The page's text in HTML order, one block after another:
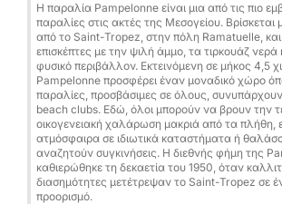
Ώρες λειτουργίας: 10:00 π.μ. – 5:00
🗺️ Ολοήμερο πρόγραμμα
Γραφική ιστιοπλοΐα στον κόλπο του
Αγκυροβόλιο στην παραλία
Προαιρετικό γεύμα σε εστιατόριο
Η παραλία Pampelonne είναι μια από τις πιο
παραλίες στις ακτές της Μεσογείου. Βρίσκεται
από το Saint-Tropez, στην πόλη Ramatuelle, και
επισκέπτες με την ψιλή άμμο, τα τιρκουάζ νερά
φυσικό περιβάλλον. Εκτεινόμενη σε μήκος 4,5
Pampelonne προσφέρει έναν μοναδικό χώρο
παραλίες, προσβάσιμες σε όλους,
beach clubs. Εδώ, όλοι μπορούν να βρουν την
οικογενειακή χαλάρωση μακριά από τα πλήθη,
ατμόσφαιρα σε ιδιωτικά καταστήματα ή
αναζητούν συγκινήσεις. Η διεθνής φήμη της
καθιερώθηκε τη δεκαετία του 1950, όταν
διασημότητες μετέτρεψαν το Saint-Tropez σε
προορισμό.